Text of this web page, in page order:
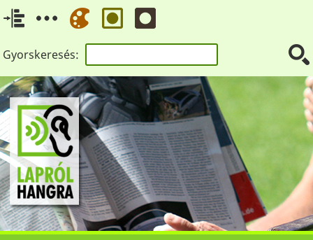
Gyorskeresés: